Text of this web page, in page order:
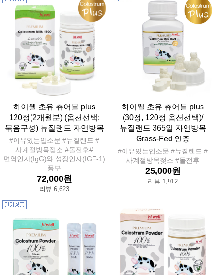
하이웰 초유 츄어블 plus
120정(2개월분) (옵션선택:
묶음구성) 뉴질랜드 자연방목
#이유있는입소문 #뉴질랜드 #
사계절방목젖소 #돌전후#
면역인자(IgG)와 성장인자(IGF-1)
풍부
72,000원
리뷰 6,623
하이웰 초유 츄어블 plus
(30정, 120정 옵션선택)/
뉴질랜드 365일 자연방목
Grass-Fed 인증
#이유있는입소문 #뉴질랜드 #
사계절방목젖소 #돌전후
25,000원
리뷰 1,912